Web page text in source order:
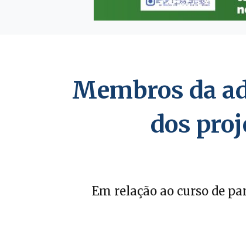
Membros da
dos
Em relação ao curso de